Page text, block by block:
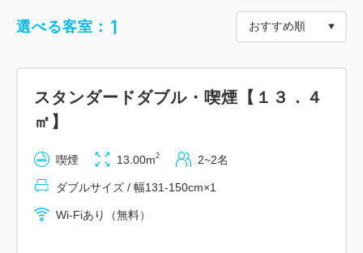
ご朝食はフロントでお申し込みいただけます。
◇Ｗｉ－Ｆｉ対応
◇加湿空気清浄機
◇消臭スプレー
～駐車場のご案内～
選べる客室： 1
スタンダードダブル・喫煙【１３．４
㎡】
喫煙 13.00m2 2~2名
ダブルサイズ / 幅131-150cm×1
Wi-Fiあり（無料）